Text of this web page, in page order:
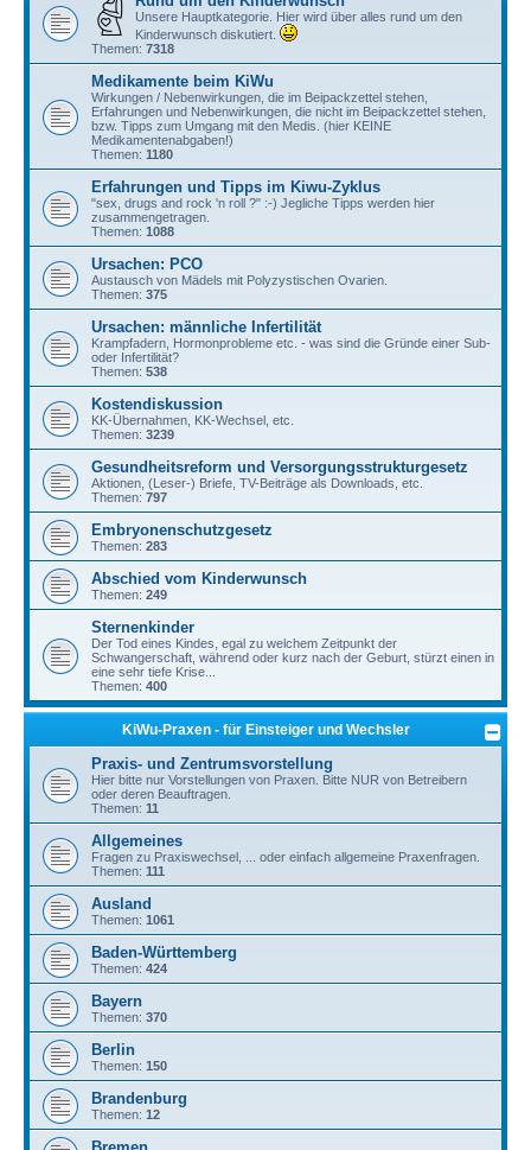
Unsere Hauptkategorie. Hier wird über alles rund um den
Kinderwunsch diskutiert.
Themen: 7318
Medikamente beim KiWu
Wirkungen / Nebenwirkungen, die im Beipackzettel stehen,
Erfahrungen und Nebenwirkungen, die nicht im Beipackzettel stehen,
bzw. Tipps zum Umgang mit den Medis. (hier KEINE
Medikamentenabgaben!)
Themen: 1180
Erfahrungen und Tipps im Kiwu-Zyklus
"sex, drugs and rock 'n roll ?" :-) Jegliche Tipps werden hier
zusammengetragen.
Themen: 1088
Ursachen: PCO
Austausch von Mädels mit Polyzystischen Ovarien.
Themen: 375
Ursachen: männliche Infertilität
Krampfadern, Hormonprobleme etc. - was sind die Gründe einer Sub-
oder Infertilität?
Themen: 538
Kostendiskussion
KK-Übernahmen, KK-Wechsel, etc.
Themen: 3239
Gesundheitsreform und Versorgungsstrukturgesetz
Aktionen, (Leser-) Briefe, TV-Beiträge als Downloads, etc.
Themen: 797
Embryonenschutzgesetz
Themen: 283
Abschied vom Kinderwunsch
Themen: 249
Sternenkinder
Der Tod eines Kindes, egal zu welchem Zeitpunkt der
Schwangerschaft, während oder kurz nach der Geburt, stürzt einen in
eine sehr tiefe Krise...
Themen: 400
KiWu-Praxen - für Einsteiger und Wechsler
Praxis- und Zentrumsvorstellung
Hier bitte nur Vorstellungen von Praxen. Bitte NUR von Betreibern
oder deren Beauftragen.
Themen: 11
Allgemeines
Fragen zu Praxiswechsel, ... oder einfach allgemeine Praxenfragen.
Themen: 111
Ausland
Themen: 1061
Baden-Württemberg
Themen: 424
Bayern
Themen: 370
Berlin
Themen: 150
Brandenburg
Themen: 12